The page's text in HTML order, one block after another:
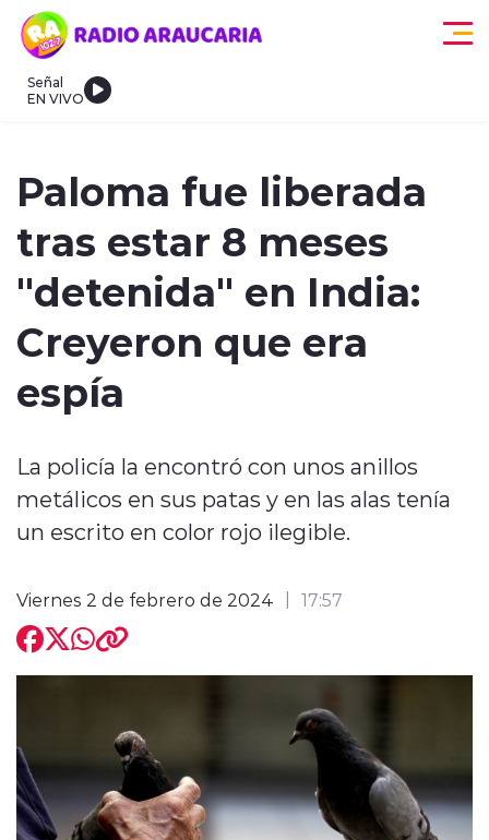
Click acá para ir directamente al contenido
Señal
EN VIVO
Paloma fue liberada
tras estar 8 meses
"detenida" en India:
Creyeron que era
espía
La policía la encontró con unos anillos
metálicos en sus patas y en las alas tenía
un escrito en color rojo ilegible.
Viernes 2 de febrero de 2024 17:57